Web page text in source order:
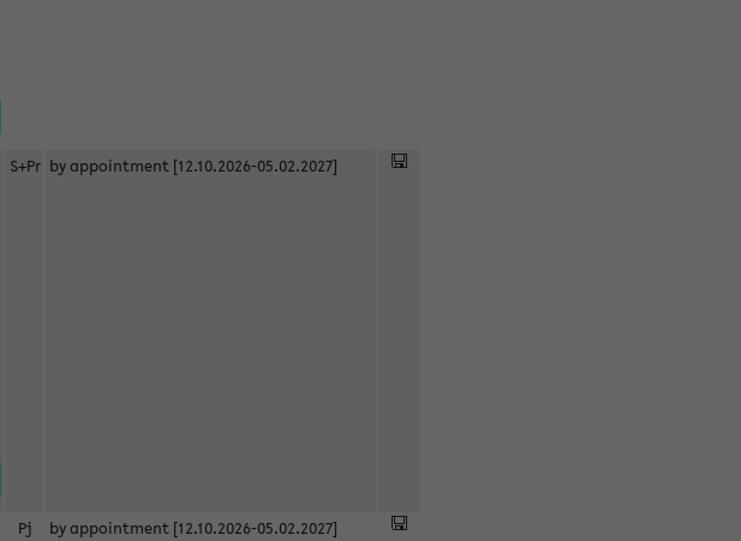
S+Pr by appointment [12.10.2026-05.02.2027]
Pj by appointment [12.10.2026-05.02.2027]